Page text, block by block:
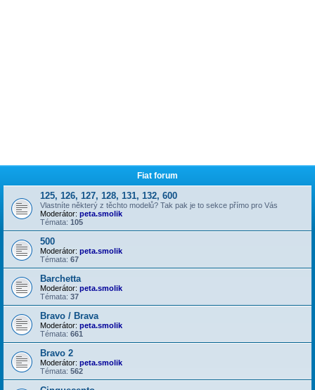
Fiat forum
125, 126, 127, 128, 131, 132, 600
Vlastníte některý z těchto modelů? Tak pak je to sekce přímo pro Vás
Moderátor: peta.smolik
Témata: 105
500
Moderátor: peta.smolik
Témata: 67
Barchetta
Moderátor: peta.smolik
Témata: 37
Bravo / Brava
Moderátor: peta.smolik
Témata: 661
Bravo 2
Moderátor: peta.smolik
Témata: 562